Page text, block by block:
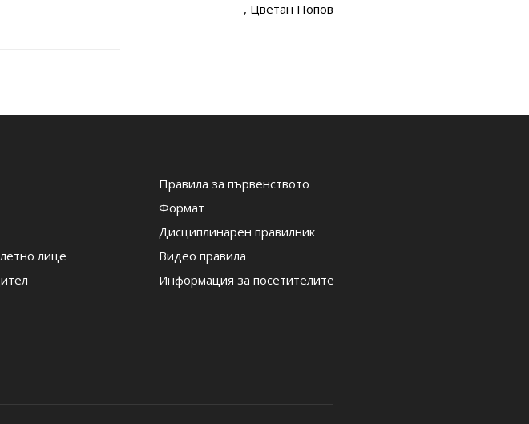
, Цветан Попов
лице
Правила за първенството
Формат
Дисциплинарен правилник
Видео правила
Информация за посетителите